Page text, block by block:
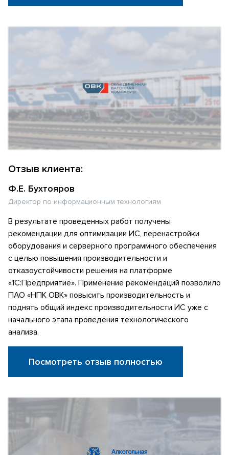
Отзыв клиента:
Ф.Е. Бухтояров
Директор по информационным технологиям
В результате проведенных работ получены
рекомендации для оптимизации ИС, перенастройки
оборудования и серверного программного обеспечения
с целью повышения производительности и
отказоустойчивости решения на платформе
«1С:Предприятие». Применение рекомендаций позволило
ПАО «НПК ОВК» повысить производительность и
поднять общий индекс производительности ИС уже с
начального этапа проведения технологического
анализа.
Посмотреть отзыв полностью